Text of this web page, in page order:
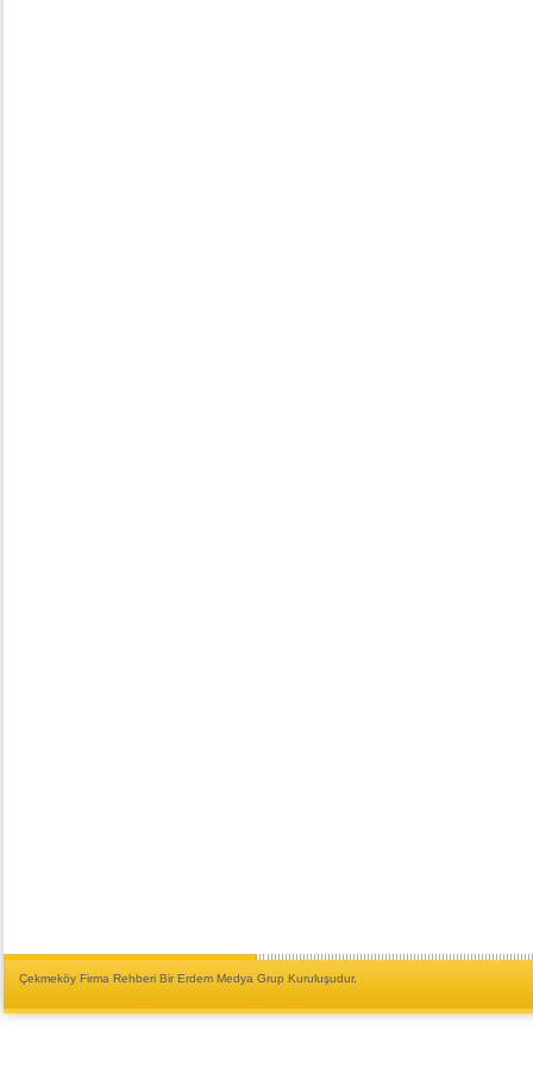
Çekmeköy Firma Rehberi Bir Erdem Medya Grup Kuruluşudur.